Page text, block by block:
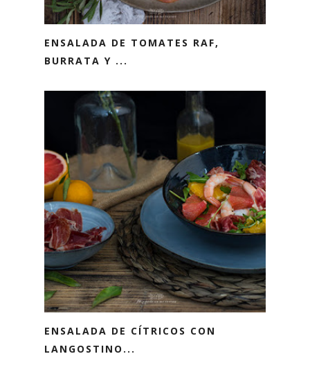
ENSALADA DE TOMATES RAF,
BURRATA Y ...
ENSALADA DE CÍTRICOS CON
LANGOSTINO...